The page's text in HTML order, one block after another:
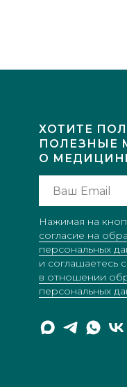
ХОТИТЕ
ПОЛЕЗНЫЕ
О
Нажимая на
согласие на
персональных
и соглашаетесь c
в отношении
персональных